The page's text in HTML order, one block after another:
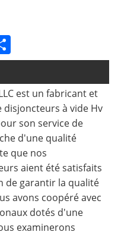
LLC est un fabricant et
à vide Hv
son service de
d'une qualité
que nos
aient été satisfaits
de garantir la qualité
avons coopéré avec
dotés d'une
examinerons